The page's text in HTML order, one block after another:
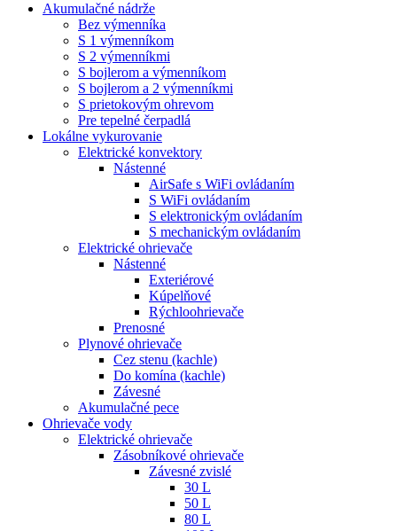
Akumulačné nádrže
Bez výmenníka
S 1 výmenníkom
S 2 výmenníkmi
S bojlerom a výmenníkom
S bojlerom a 2 výmenníkmi
S prietokovým ohrevom
Pre tepelné čerpadlá
Lokálne vykurovanie
Elektrické konvektory
Nástenné
AirSafe s WiFi ovládaním
S WiFi ovládaním
S elektronickým ovládaním
S mechanickým ovládaním
Elektrické ohrievače
Nástenné
Exteriérové
Kúpelňové
Rýchloohrievače
Prenosné
Plynové ohrievače
Cez stenu (kachle)
Do komína (kachle)
Závesné
Akumulačné pece
Ohrievače vody
Elektrické ohrievače
Zásobníkové ohrievače
Závesné zvislé
30 L
50 L
80 L